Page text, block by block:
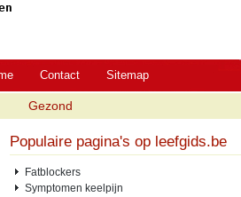
Contact Sitemap
Gezond
Populaire pagina's op leefgids.be
Fatblockers
Symptomen keelpijn